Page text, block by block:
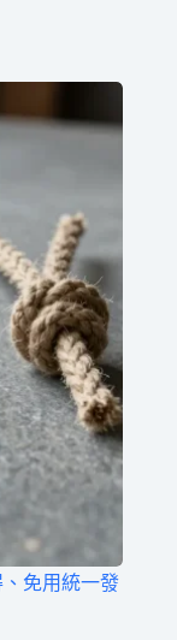
免用統一發